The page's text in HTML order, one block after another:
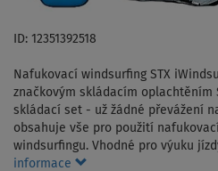
ID: 12351392518
Nafukovací windsurfing STX
značkovým skládacím oplachtěním
skládací set - už žádné převážení
obsahuje vše pro použití
windsurfingu. Vhodné pro výuku
informace